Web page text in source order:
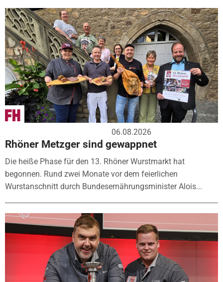
06.08.2026
Rhöner Metzger sind gewappnet
Die heiße Phase für den 13. Rhöner Wurstmarkt hat
begonnen. Rund zwei Monate vor dem feierlichen
Wurstanschnitt durch Bundesernährungsminister Alois...